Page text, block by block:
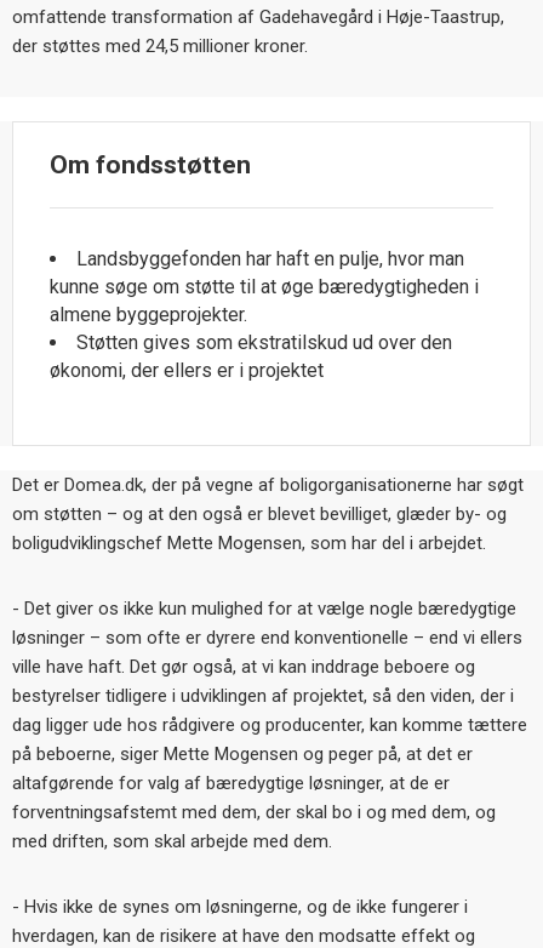
omfattende transformation af Gadehavegård i Høje-Taastrup,
der støttes med 24,5 millioner kroner.
Om fondsstøtten
Landsbyggefonden har haft en pulje, hvor man
kunne søge om støtte til at øge bæredygtigheden i
almene byggeprojekter.
Støtten gives som ekstratilskud ud over den
økonomi, der ellers er i projektet
Det er Domea.dk, der på vegne af boligorganisationerne har søgt
om støtten – og at den også er blevet bevilliget, glæder by- og
boligudviklingschef Mette Mogensen, som har del i arbejdet.
- Det giver os ikke kun mulighed for at vælge nogle bæredygtige
løsninger – som ofte er dyrere end konventionelle – end vi ellers
ville have haft. Det gør også, at vi kan inddrage beboere og
bestyrelser tidligere i udviklingen af projektet, så den viden, der i
dag ligger ude hos rådgivere og producenter, kan komme tættere
på beboerne, siger Mette Mogensen og peger på, at det er
altafgørende for valg af bæredygtige løsninger, at de er
forventningsafstemt med dem, der skal bo i og med dem, og
med driften, som skal arbejde med dem.
- Hvis ikke de synes om løsningerne, og de ikke fungerer i
hverdagen, kan de risikere at have den modsatte effekt og